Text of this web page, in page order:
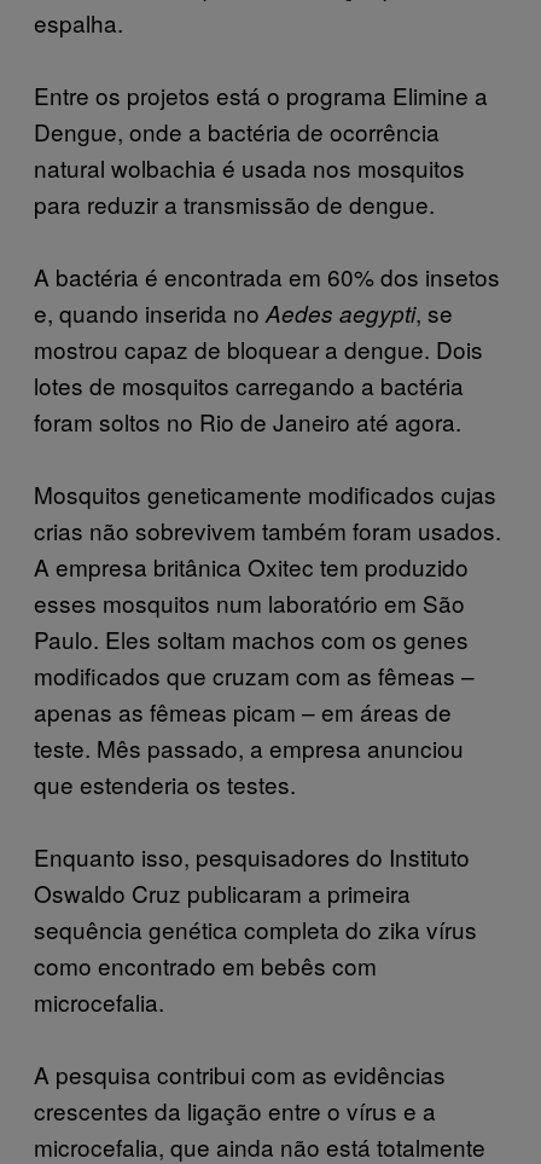
espalha.
Entre os projetos está o programa Elimine a
Dengue, onde a bactéria de ocorrência
natural wolbachia é usada nos mosquitos
para reduzir a transmissão de dengue.
A bactéria é encontrada em 60% dos insetos
e, quando inserida no Aedes aegypti, se
mostrou capaz de bloquear a dengue. Dois
lotes de mosquitos carregando a bactéria
foram soltos no Rio de Janeiro até agora.
Mosquitos geneticamente modificados cujas
crias não sobrevivem também foram usados.
A empresa britânica Oxitec tem produzido
esses mosquitos num laboratório em São
Paulo. Eles soltam machos com os genes
modificados que cruzam com as fêmeas –
apenas as fêmeas picam – em áreas de
teste. Mês passado, a empresa anunciou
que estenderia os testes.
Enquanto isso, pesquisadores do Instituto
Oswaldo Cruz publicaram a primeira
sequência genética completa do zika vírus
como encontrado em bebês com
microcefalia.
A pesquisa contribui com as evidências
crescentes da ligação entre o vírus e a
microcefalia, que ainda não está totalmente